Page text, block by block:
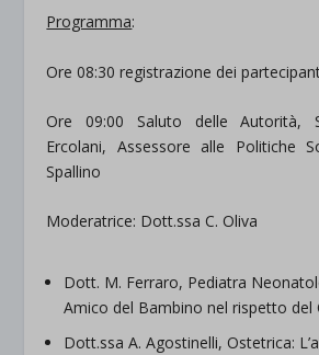
Programma:
Ore 08:30 registrazione dei
Ore 09:00 Saluto delle Autorità,
Ercolani, Assessore alle Politiche
Spallino
Moderatrice: Dott.ssa C. Oliva
Dott. M. Ferraro, Pediatra
Amico del Bambino nel rispetto del
Dott.ssa A. Agostinelli, Ostetrica: